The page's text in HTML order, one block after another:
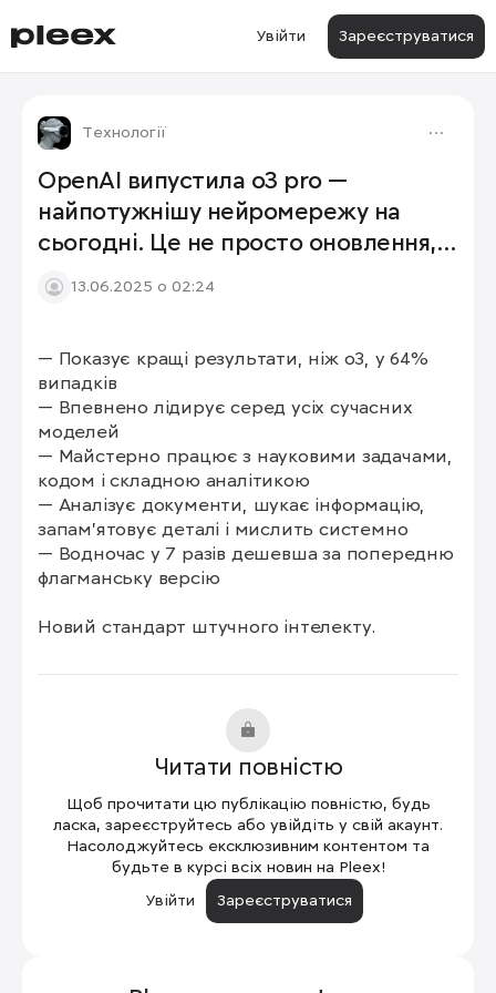
Увійти Зареєструватися
Технології
OpenAI випустила o3 pro —
найпотужнішу нейромережу на
сьогодні. Це не просто оновлення, а
прорив, який змінює правила гри.
13.06.2025 о 02:24
— Показує кращі результати, ніж o3, у 64%
випадків
— Впевнено лідирує серед усіх сучасних
моделей
— Майстерно працює з науковими задачами,
кодом і складною аналітикою
— Аналізує документи, шукає інформацію,
запам’ятовує деталі і мислить системно
— Водночас у 7 разів дешевша за попередню
флагманську версію
Новий стандарт штучного інтелекту.
Читати повністю
Щоб прочитати цю публікацію повністю, будь
ласка, зареєструйтесь або увійдіть у свій акаунт.
Насолоджуйтесь ексклюзивним контентом та
будьте в курсі всіх новин на Pleex!
Увійти
Зареєструватися